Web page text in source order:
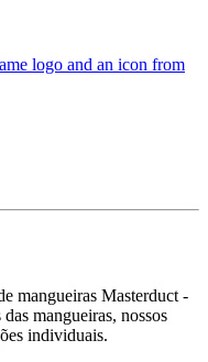
mangueiras Masterduct -
mangueiras, nossos
individuais.